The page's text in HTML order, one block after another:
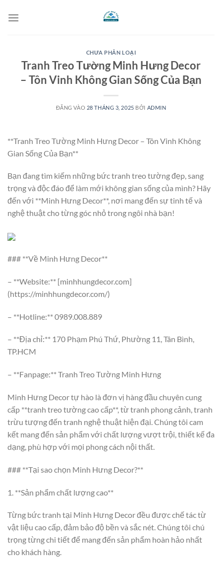
qua
CHƯA PHÂN LOẠI
Tranh Treo Tường Minh Hưng Decor
– Tôn Vinh Không Gian Sống Của Bạn
ĐĂNG VÀO 28 THÁNG 3, 2025 BỞI ADMIN
**Tranh Treo Tường Minh Hưng Decor – Tôn Vinh Không
Gian Sống Của Bạn**
Bạn đang tìm kiếm những bức tranh treo tường đẹp, sang
trọng và độc đáo để làm mới không gian sống của mình? Hãy
đến với **Minh Hưng Decor**, nơi mang đến sự tinh tế và
nghệ thuật cho từng góc nhỏ trong ngôi nhà bạn!
### **Về Minh Hưng Decor**
– **Website:** [minhhungdecor.com]
(https://minhhungdecor.com/)
– **Hotline:** 0989.008.889
– **Địa chỉ:** 170 Phạm Phú Thứ, Phường 11, Tân Bình,
TP.HCM
– **Fanpage:** Tranh Treo Tường Minh Hưng
Minh Hưng Decor tự hào là đơn vị hàng đầu chuyên cung
cấp **tranh treo tường cao cấp**, từ tranh phong cảnh, tranh
trừu tượng đến tranh nghệ thuật hiện đại. Chúng tôi cam
kết mang đến sản phẩm với chất lượng vượt trội, thiết kế đa
dạng, phù hợp với mọi phong cách nội thất.
### **Tại sao chọn Minh Hưng Decor?**
1. **Sản phẩm chất lượng cao**
Từng bức tranh tại Minh Hưng Decor đều được chế tác từ
vật liệu cao cấp, đảm bảo độ bền và sắc nét. Chúng tôi chú
trọng từng chi tiết để mang đến sản phẩm hoàn hảo nhất
cho khách hàng.